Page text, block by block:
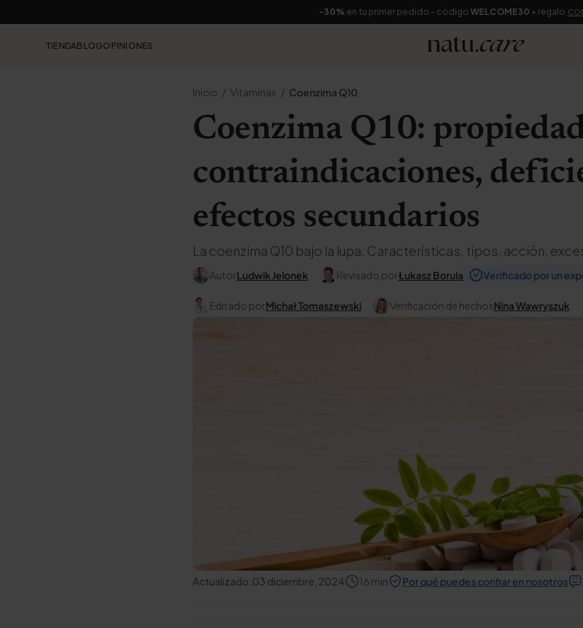
-30% en tu primer pedido - código WELCOME30 + regalo
TIENDABLOGOPINIONES
Inicio Vitaminas Coenzima Q10
Coenzima Q10:
contraindicaciones,
efectos secundarios
La coenzima Q10 bajo la lupa. Características, tipos, acción,
AutorLudwik Jelonek Revisado porŁukasz Borula Verificado por un
Editado porMichał Tomaszewski Verificación de hechosNina Wawryszuk
Actualizado:03 diciembre, 2024 16 min Por qué puedes confiar en nosotros